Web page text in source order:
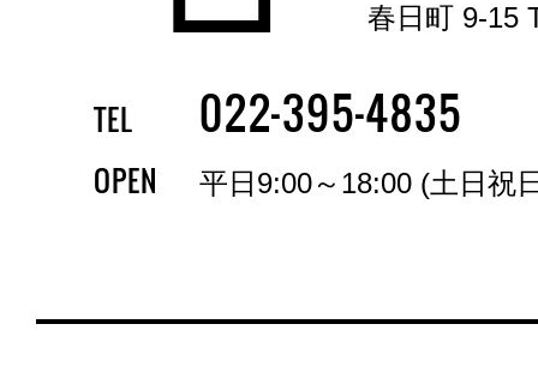
春日町 9-15
TEL 022-395-4835
OPEN 平日9:00～18:00 (土日祝